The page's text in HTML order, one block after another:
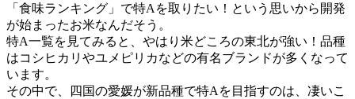
「食味ランキング」で特Aを取りたい！という思いから開発
が始まったお米なんだそう。
特A一覧を見てみると、やはり米どころの東北が強い！品種
はコシヒカリやユメピリカなどの有名ブランドが多くなって
います。
その中で、四国の愛媛が新品種で特Aを目指すのは、凄いこ